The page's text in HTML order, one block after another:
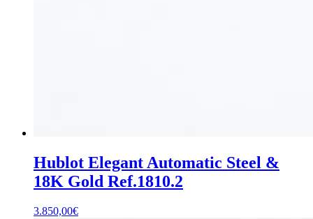
Hublot Elegant Automatic Steel &
18K Gold Ref.1810.2
3.850,00€